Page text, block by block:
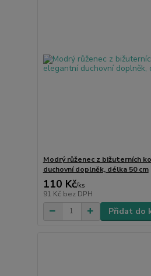
Modrý růženec z bižuterních
duchovní doplněk, délka 50 cm
110 Kč/ks
91 Kč bez DPH
Přidat do